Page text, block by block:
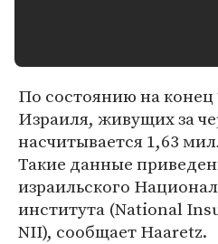
По состоянию на конец
Израиля, живущих за
насчитывается 1,63
Такие данные
израильского
института (National
NII), сообщает Haaretz.